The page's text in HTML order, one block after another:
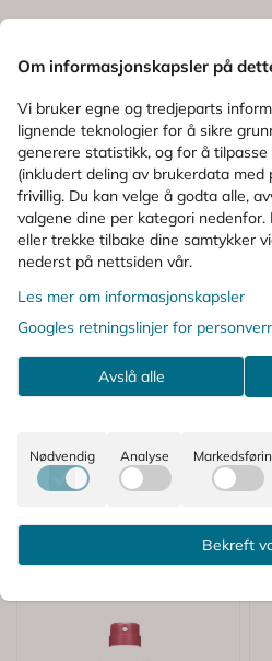
Produktanmeldelser
Spørsmål og svar
KUNDER SOM SÅ
PÅ
Om informasjonskapsler på
Vi bruker egne og tredjeparts
lignende teknologier for å sikre
generere statistikk, og for å
(inkludert deling av brukerdata
frivillig. Du kan velge å godta alle,
valgene dine per kategori
eller trekke tilbake dine samtykker
nederst på nettsiden vår.
Les mer om informasjonskapsler
Googles retningslinjer for
Avslå alle
Nødvendig Analyse
Bekreft